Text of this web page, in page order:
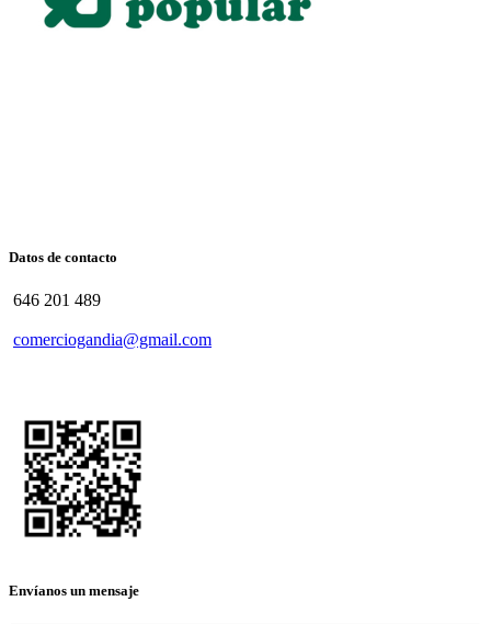
Datos de contacto
646 201 489
comerciogandia@gmail.com
Envíanos un mensaje